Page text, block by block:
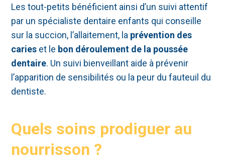
Les tout-petits bénéficient ainsi d’un suivi attentif
par un spécialiste dentaire enfants qui conseille
sur la succion, l’allaitement, la prévention des
caries et le bon déroulement de la poussée
dentaire. Un suivi bienveillant aide à prévenir
l’apparition de sensibilités ou la peur du fauteuil du
dentiste.
Quels soins prodiguer au
nourrisson ?